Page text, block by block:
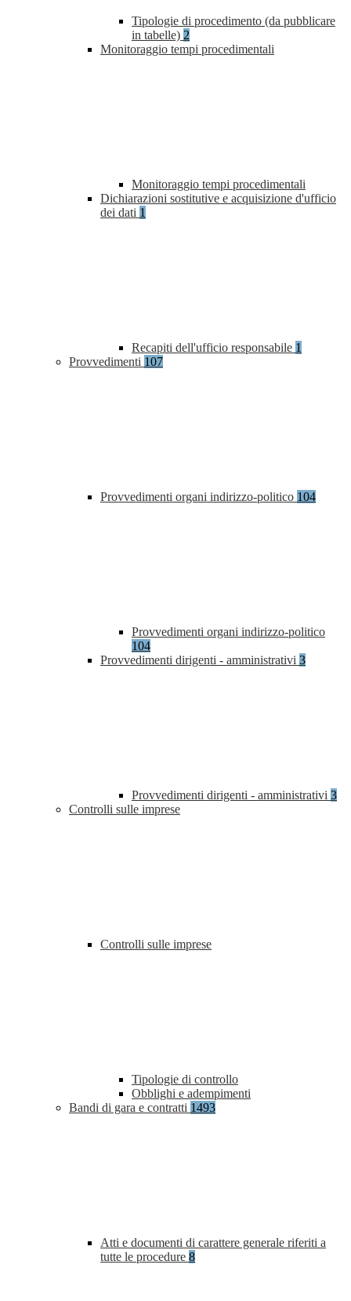
Tipologie di procedimento (da pubblicare
in tabelle) 2
Monitoraggio tempi procedimentali
Monitoraggio tempi procedimentali
Dichiarazioni sostitutive e acquisizione d'ufficio
dei dati 1
Recapiti dell'ufficio responsabile 1
Provvedimenti 107
Provvedimenti organi indirizzo-politico 104
Provvedimenti organi indirizzo-politico
104
Provvedimenti dirigenti - amministrativi 3
Provvedimenti dirigenti - amministrativi 3
Controlli sulle imprese
Controlli sulle imprese
Tipologie di controllo
Obblighi e adempimenti
Bandi di gara e contratti 1493
Atti e documenti di carattere generale riferiti a
tutte le procedure 8